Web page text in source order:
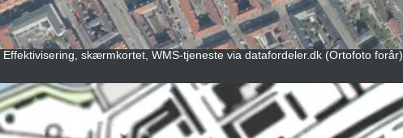
skærmkortet, WMS-tjeneste via datafordeler.dk (Ortofoto forår)